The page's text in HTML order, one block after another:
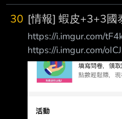
30 [情報] 蝦皮+3+3國
https://i.imgur.com/
https://i.imgur.com/
男 o留給了老闆 O留